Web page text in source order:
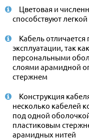
Цветовая и
способствуют
Кабель
эксплуатации, так
персональными
слоями арамидной
стержнем
Конструкция
несколько кабелей
под одной
пластиковым
арамидных нитей